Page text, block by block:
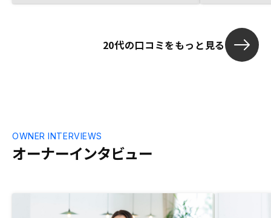
20代の口コミをもっと見る
オーナーインタビュー
OWNER INTERVIEWS